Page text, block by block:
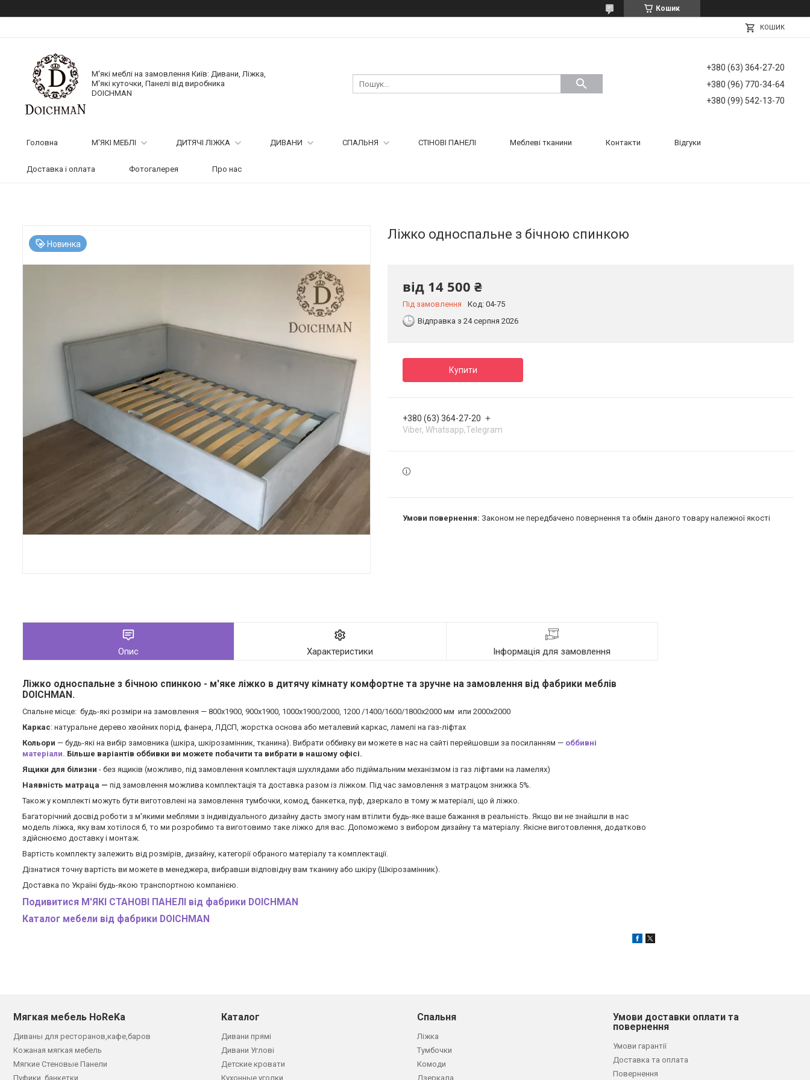
Кошик
КОШИК
М'які меблі на замовлення Київ: Дивани, Ліжка,
М'які куточки, Панелі від виробника
DOICHMAN
+380 (63) 364-27-20
+380 (96) 770-34-64
+380 (99) 542-13-70
Головна М'ЯКІ МЕБЛІ ДИТЯЧІ ЛІЖКА ДИВАНИ СПАЛЬНЯ СТІНОВІ ПАНЕЛІ Меблеві тканини Контакти Відгуки
Доставка і оплата Фотогалерея Про нас
Новинка
Ліжко односпальне з бічною спинкою
від 14 500 ₴
Під замовлення Код: 04-75
Відправка з 24 серпня 2026
Купити
+380 (63) 364-27-20
Viber, Whatsapp,Telegram
Законом не передбачено повернення та обмін даного товару належної якості
Опис Характеристики Інформація для замовлення
Ліжко односпальне з бічною спинкою - м'яке ліжко в дитячу кімнату комфортне та зручне на замовлення від фабрики меблів
DOICHMAN.
Спальне місце: будь-які розміри на замовлення — 800х1900, 900х1900, 1000х1900/2000, 1200 /1400/1600/1800х2000 мм или 2000х2000
Каркас: натуральне дерево хвойних порід, фанера, ЛДСП, жорстка основа або металевий каркас, ламелі на газ-ліфтах
Кольори — будь-які на вибір замовника (шкіра, шкірозамінник, тканина). Вибрати оббивку ви можете в нас на сайті перейшовши за посиланням — оббивні
матеріали. Більше варіантів оббивки ви можете побачити та вибрати в нашому офісі.
Ящики для білизни - без ящиків (можливо, під замовлення комплектація шухлядами або підіймальним механізмом із газ ліфтами на ламелях)
Наявність матраца — під замовлення можлива комплектація та доставка разом із ліжком. Під час замовлення з матрацом знижка 5%.
Також у комплекті можуть бути виготовлені на замовлення тумбочки, комод, банкетка, пуф, дзеркало в тому ж матеріалі, що й ліжко.
Багаторічний досвід роботи з м'якими меблями з індивідуального дизайну дасть змогу нам втілити будь-яке ваше бажання в реальність. Якщо ви не знайшли в нас
модель ліжка, яку вам хотілося б, то ми розробимо та виготовимо таке ліжко для вас. Допоможемо з вибором дизайну та матеріалу. Якісне виготовлення, додатково
здійснюємо доставку і монтаж.
Вартість комплекту залежить від розмірів, дизайну, категорії обраного матеріалу та комплектації.
Дізнатися точну вартість ви можете в менеджера, вибравши відповідну вам тканину або шкіру (Шкірозамінник).
Доставка по Україні будь-якою транспортною компанією.
Подивитися М'ЯКІ СТАНОВІ ПАНЕЛІ від фабрики DOICHMAN
Каталог мебели від фабрики DOICHMAN
Мягкая мебель HoReKa
Диваны для ресторанов,кафе,баров
Кожаная мягкая мебель
Мягкие Стеновые Панели
Пуфики, банкетки
Каталог
Дивани прямі
Дивани Углові
Детские кровати
Кухонные уголки
Спальня
Ліжка
Тумбочки
Комоди
Дзеркала
Умови доставки оплати та
повернення
Умови гарантії
Доставка та оплата
Повернення